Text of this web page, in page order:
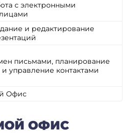
с электронными
и редактирование
письмами, планирование
и управление контактами
Офис
ОФИС